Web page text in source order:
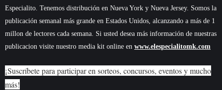
Especialito. Tenemos distribución en Nueva York y Nueva Jersey. Somos la
publicación semanal más grande en Estados Unidos, alcanzando a más de 1
millon de lectores cada semana. Si usted desea más información de nuestras
publicacion visite nuestro media kit online en www.elespecialitomk.com
¡Suscríbete para participar en sorteos, concursos, eventos y mucho
más!